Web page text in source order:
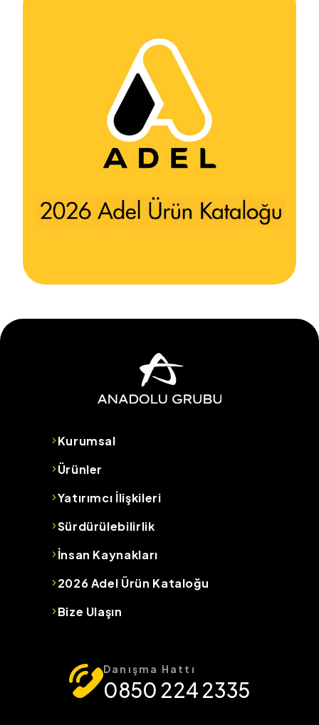
Kurumsal
Ürünler
Yatırımcı İlişkileri
Sürdürülebilirlik
İnsan Kaynakları
2026 Adel Ürün Kataloğu
Bize Ulaşın
Danışma Hattı
0850 224 2335